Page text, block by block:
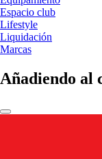
Espacio club
Lifestyle
Liquidación
Marcas
Añadiendo al